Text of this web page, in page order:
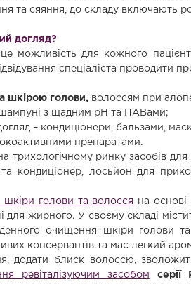
та сяяння, до складу включають
догляд?
можливість для кожного
спеціаліста проводити
шкірою голови, волоссям при
з щадним pH та ПАВами;
– кондиціонери, бальзами,
препаратами.
трихологічному ринку засобів
кондиціонер, лосьйон для
голови та волосся
на основі
для жирного. У своєму складі
очищення шкіри голови
консервантів та має легкий
додати блиск волоссю,
ревіталізуючим засобом серії